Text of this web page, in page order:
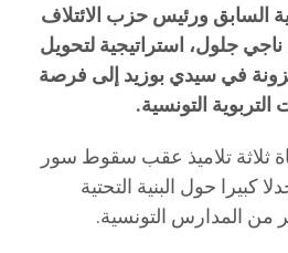
السابق ورئيس حزب الائتلاف
جلول، استراتيجية لتحويل
في سيدي بوزيد إلى فرصة
التونسية.
ثلاثة تلاميذ عقب سقوط سور
كبيرا حول البنية التحتية
من المدارس التونسية.